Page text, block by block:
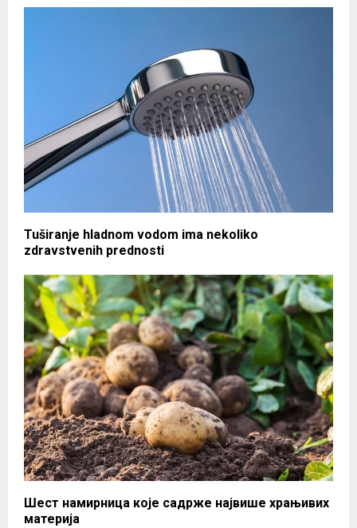
Tuširanje hladnom vodom ima nekoliko
zdravstvenih prednosti
Шест намирница које садрже највише храњивих
материја